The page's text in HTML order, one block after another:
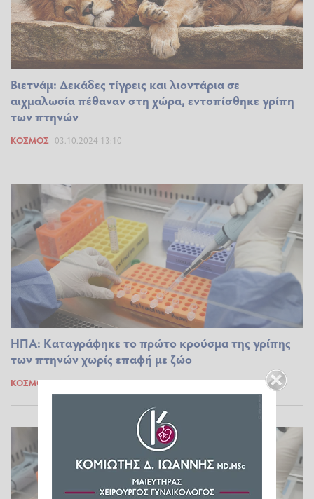
Βιετνάμ: Δεκάδες τίγρεις και λιοντάρια σε
αιχμαλωσία πέθαναν στη χώρα, εντοπίσθηκε γρίπη
των πτηνών
ΚΌΣΜΟΣ 03.10.2024 13:10
ΗΠΑ: Καταγράφηκε το πρώτο κρούσμα της γρίπης
των πτηνών χωρίς επαφή με ζώο
ΚΌΣΜΟΣ 07.09.2024 09:15